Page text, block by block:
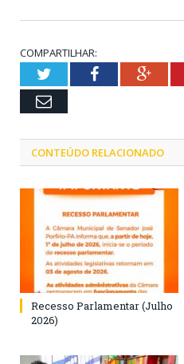
COMPARTILHAR:
TwitterFacebook
Email
CONTEÚDO RELACIONADO
Recesso Parlamentar (Julho
2026)